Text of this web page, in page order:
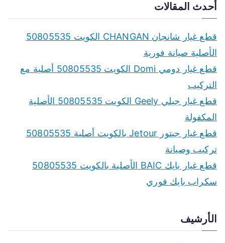
r
أحدث المقالات
قطع غيار شانجان CHANGAN الكويت 50805535
الأصلية صيانة فورية
قطع غيار دومي Domi الكويت 50805535 أصلية مع
التركيب
قطع غيار جيلي Geely الكويت 50805535 الأصلية
المكفولة
قطع غيار جيتور Jetour بالكويت أصلية 50805535
تركيب وصيانة
قطع غيار بايك BAIC الأصلية بالكويت 50805535
سكراب بايك فوري
الأرشيف